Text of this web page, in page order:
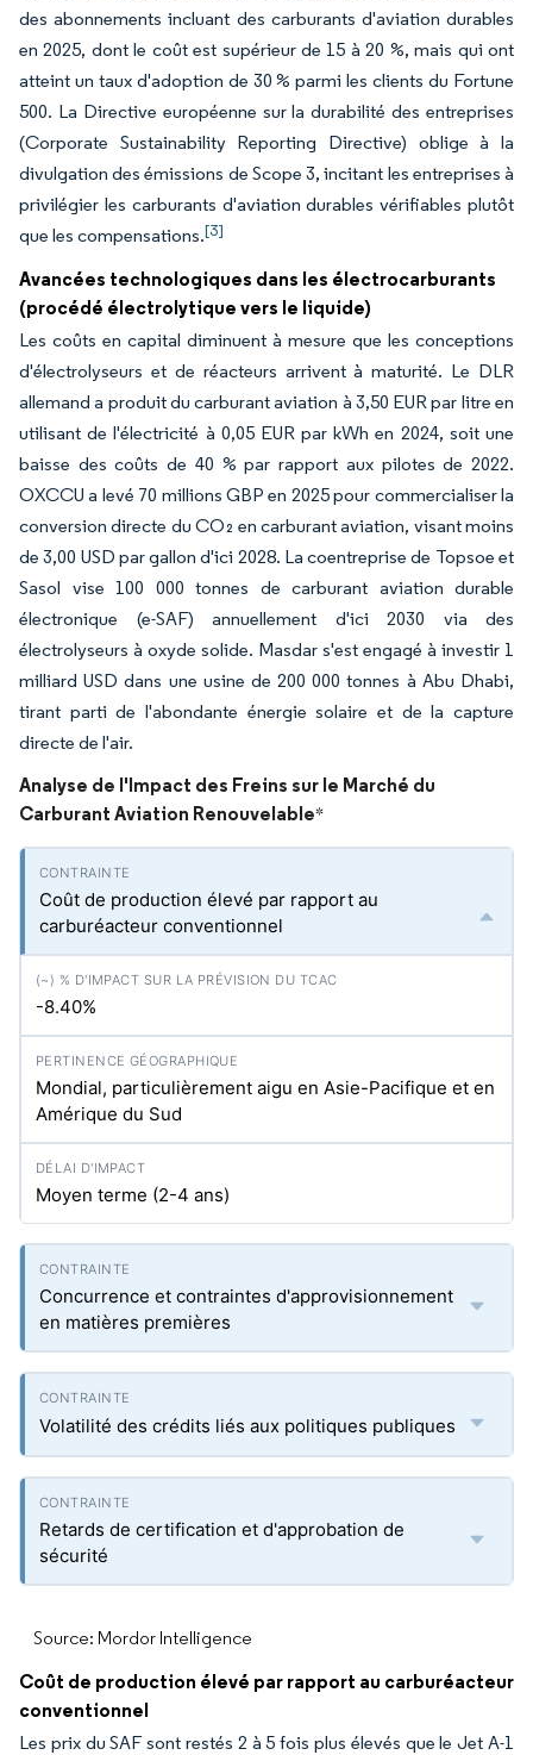
des abonnements incluant des carburants d'aviation durables
en 2025, dont le coût est supérieur de 15 à 20 %, mais qui ont
atteint un taux d'adoption de 30 % parmi les clients du Fortune
500. La Directive européenne sur la durabilité des entreprises
(Corporate Sustainability Reporting Directive) oblige à la
divulgation des émissions de Scope 3, incitant les entreprises à
privilégier les carburants d'aviation durables vérifiables plutôt
que les compensations.[3]
Avancées technologiques dans les électrocarburants
(procédé électrolytique vers le liquide)
Les coûts en capital diminuent à mesure que les conceptions
d'électrolyseurs et de réacteurs arrivent à maturité. Le DLR
allemand a produit du carburant aviation à 3,50 EUR par litre en
utilisant de l'électricité à 0,05 EUR par kWh en 2024, soit une
baisse des coûts de 40 % par rapport aux pilotes de 2022.
OXCCU a levé 70 millions GBP en 2025 pour commercialiser la
conversion directe du CO₂ en carburant aviation, visant moins
de 3,00 USD par gallon d'ici 2028. La coentreprise de Topsoe et
Sasol vise 100 000 tonnes de carburant aviation durable
électronique (e-SAF) annuellement d'ici 2030 via des
électrolyseurs à oxyde solide. Masdar s'est engagé à investir 1
milliard USD dans une usine de 200 000 tonnes à Abu Dhabi,
tirant parti de l'abondante énergie solaire et de la capture
directe de l'air.
Analyse de l'Impact des Freins sur le Marché du
Carburant Aviation Renouvelable*
Coût de production élevé par rapport au
carburéacteur conventionnel
-8.40%
Mondial, particulièrement aigu en Asie-Pacifique et en
Amérique du Sud
Moyen terme (2-4 ans)
Concurrence et contraintes d'approvisionnement
en matières premières
Volatilité des crédits liés aux politiques publiques
Retards de certification et d'approbation de
sécurité
Source: Mordor Intelligence
Coût de production élevé par rapport au carburéacteur
conventionnel
Les prix du SAF sont restés 2 à 5 fois plus élevés que le Jet A-1